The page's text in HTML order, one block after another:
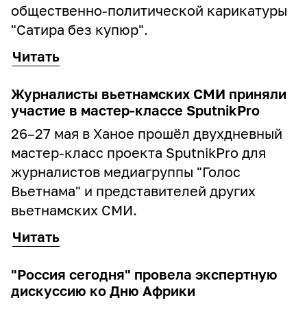
общественно-политической карикатуры
"Сатира без купюр".
Читать
Журналисты вьетнамских СМИ приняли
участие в мастер-классе SputnikPro
26–27 мая в Ханое прошёл двухдневный
мастер‑класс проекта SputnikPro для
журналистов медиагруппы "Голос
Вьетнама" и представителей других
вьетнамских СМИ.
Читать
"Россия сегодня" провела экспертную
дискуссию ко Дню Африки